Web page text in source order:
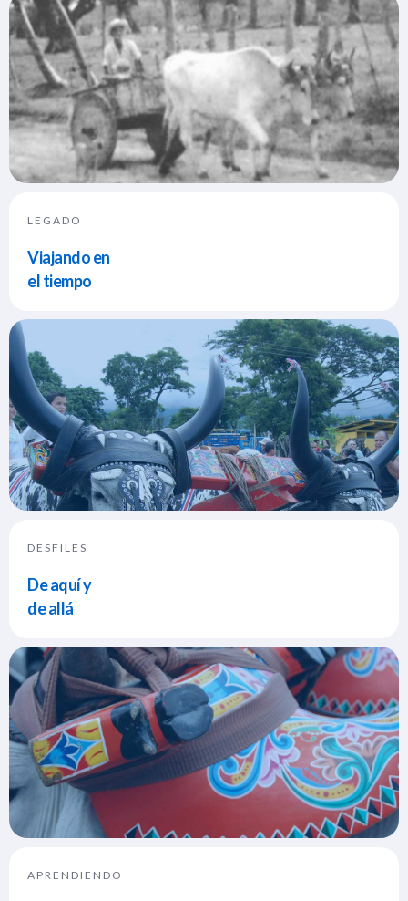
LEGADO
Viajando en
el tiempo
DESFILES
De aquí y
de allá
APRENDIENDO